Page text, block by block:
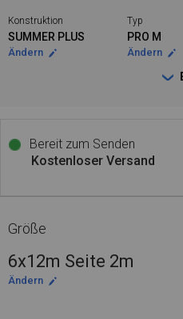
Konstruktion
SUMMER PLUS
Ändern
Typ
PRO M
Ändern
Bereit zum Senden
Kostenloser Versand
Größe
6x12m Seite 2m
Ändern